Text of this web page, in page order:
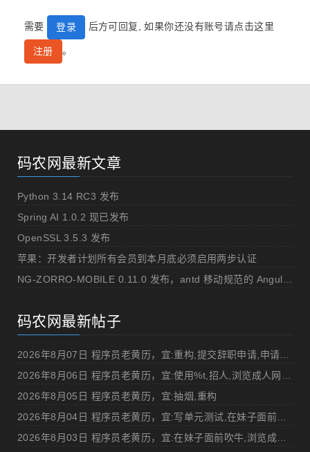
需要 登录 后方可回复, 如果你还没有账号请点击这里
注册 。
码农网最新文章
Python 3.14 RC3 发布
Spring AI 1.0.2 现已发布
OpenSSL 3.5.3 发布
苹果：开发者计划所有会员到本月底必须启用两步认证
码农网最新帖子
2026年8月05日 程序员老黄历，宜:抽烟,重构